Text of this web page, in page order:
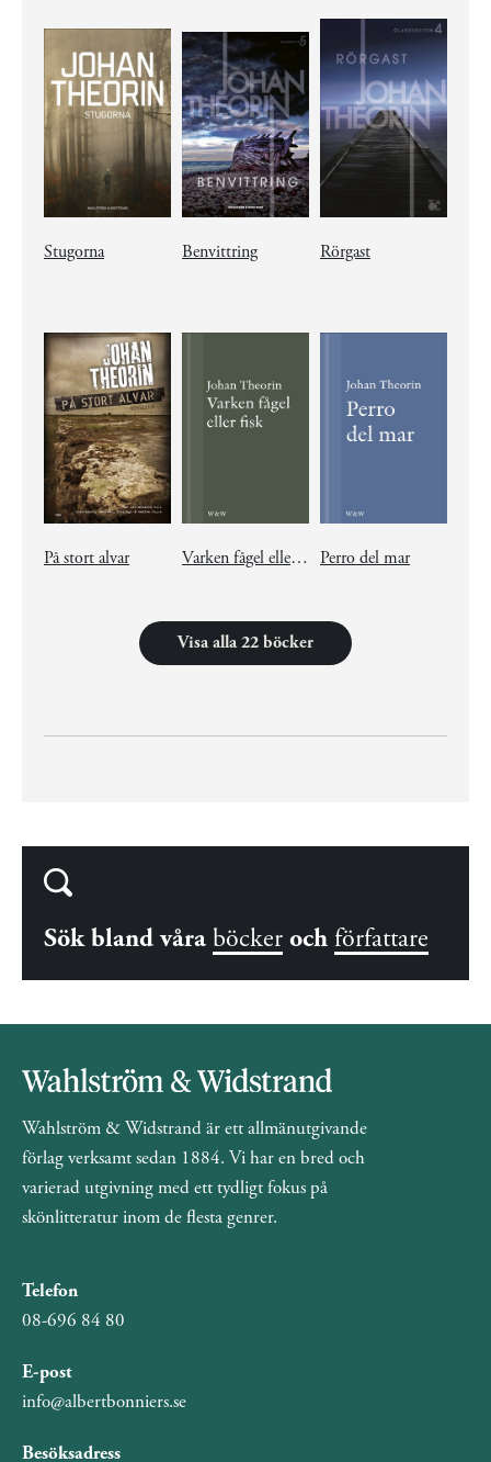
Stugorna Benvittring Rörgast
På stort alvar Varken fågel eller fisk Perro del mar
Visa alla 22 böcker
Sök bland våra böcker och författare
Wahlström & Widstrand är ett allmänutgivande
förlag verksamt sedan 1884. Vi har en bred och
varierad utgivning med ett tydligt fokus på
skönlitteratur inom de flesta genrer.
Telefon
08-696 84 80
E-post
info@albertbonniers.se
Besöksadress